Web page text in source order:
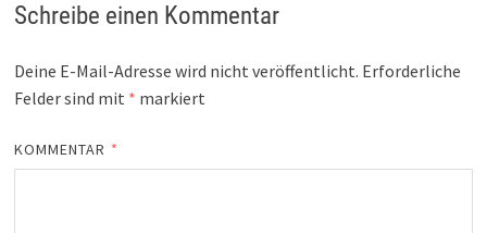
Schreibe einen Kommentar
Deine E-Mail-Adresse wird nicht veröffentlicht. Erforderliche
Felder sind mit * markiert
KOMMENTAR *